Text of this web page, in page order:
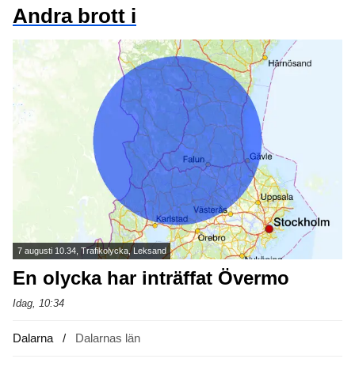
Andra brott i
7 augusti 10.34, Trafikolycka, Leksand
En olycka har inträffat Övermo
Idag, 10:34
Dalarna Dalarnas län